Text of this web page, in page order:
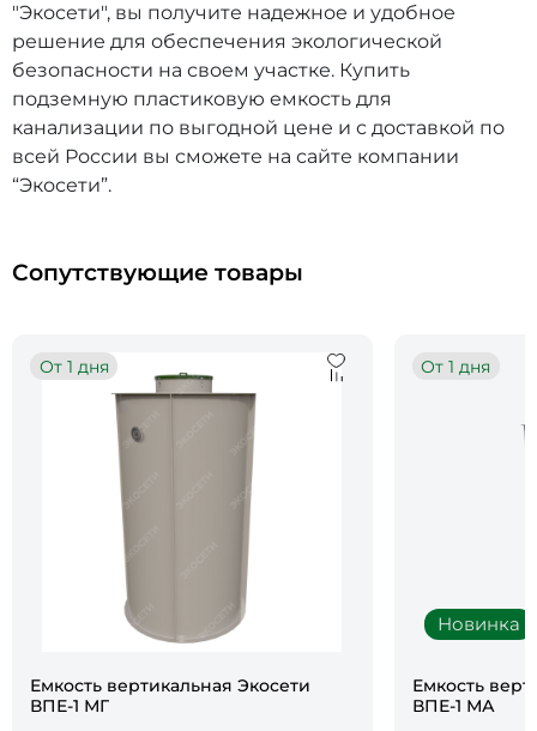
"Экосети", вы получите надежное и удобное
решение для обеспечения экологической
безопасности на своем участке. Купить
подземную пластиковую емкость для
канализации по выгодной цене и с доставкой по
всей России вы сможете на сайте компании
“Экосети”.
Сопутствующие товары
От 1 дня
Емкость вертикальная Экосети
ВПЕ-1 МГ
Новинка
От 1 дня
Емкость
ВПЕ-1 МА